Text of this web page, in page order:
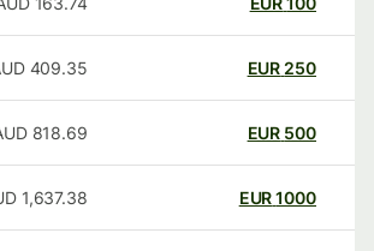
250
EUR
409.35
AUD
500
EUR
818.69
AUD
1000
EUR
1,637.38
AUD